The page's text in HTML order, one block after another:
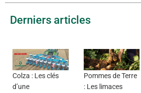
Derniers articles
Colza : Les clés
d’une
Pommes de Terre
: Les limaces